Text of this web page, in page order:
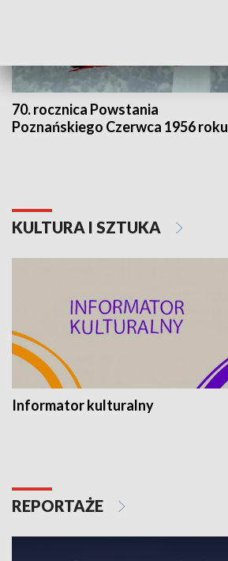
70. rocznica Powstania
Poznańskiego Czerwca 1956 roku
KULTURA I SZTUKA
Informator kulturalny
REPORTAŻE